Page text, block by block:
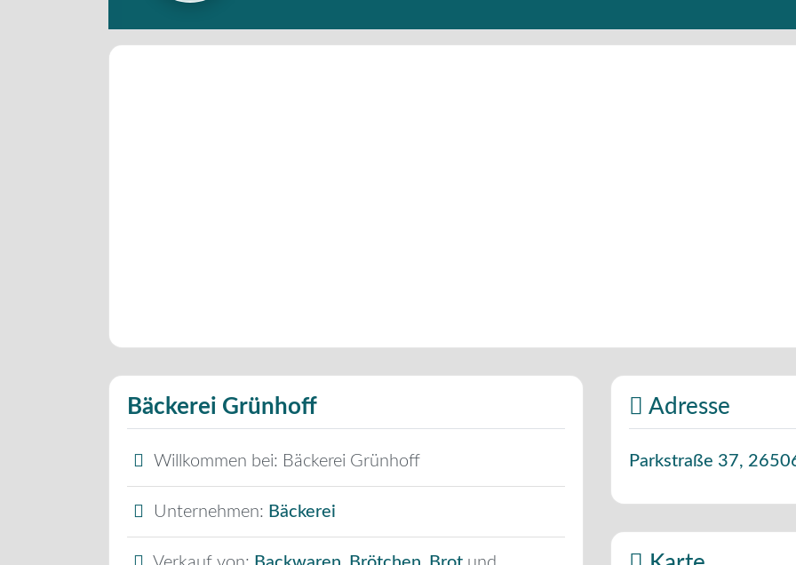
Bäckerei Grünhoff
Willkommen bei: Bäckerei Grünhoff
Unternehmen: Bäckerei
Adresse
Parkstraße 37,